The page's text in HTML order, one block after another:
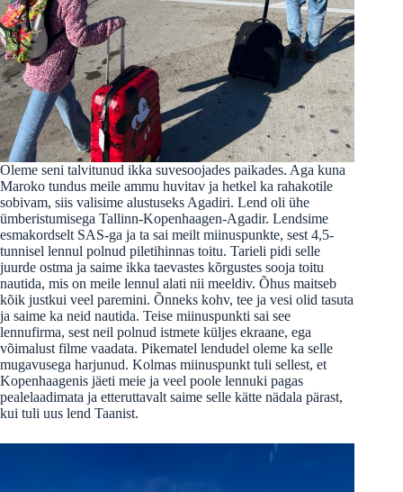
Oleme seni talvitunud ikka suvesoojades paikades. Aga kuna
Maroko tundus meile ammu huvitav ja hetkel ka rahakotile
sobivam, siis valisime alustuseks Agadiri. Lend oli ühe
ümberistumisega Tallinn-Kopenhaagen-Agadir. Lendsime
esmakordselt SAS-ga ja ta sai meilt miinuspunkte, sest 4,5-
tunnisel lennul polnud piletihinnas toitu. Tarieli pidi selle
juurde ostma ja saime ikka taevastes kõrgustes sooja toitu
nautida, mis on meile lennul alati nii meeldiv. Õhus maitseb
kõik justkui veel paremini. Õnneks kohv, tee ja vesi olid tasuta
ja saime ka neid nautida. Teise miinuspunkti sai see
lennufirma, sest neil polnud istmete küljes ekraane, ega
võimalust filme vaadata. Pikematel lendudel oleme ka selle
mugavusega harjunud. Kolmas miinuspunkt tuli sellest, et
Kopenhaagenis jäeti meie ja veel poole lennuki pagas
pealelaadimata ja etteruttavalt saime selle kätte nädala pärast,
kui tuli uus lend Taanist.